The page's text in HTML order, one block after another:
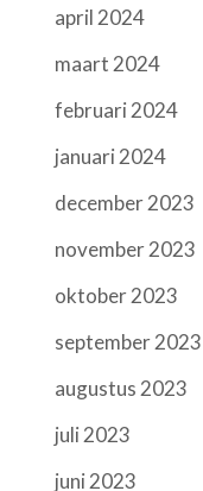
april 2024
maart 2024
februari 2024
januari 2024
december 2023
november 2023
oktober 2023
september 2023
augustus 2023
juli 2023
juni 2023